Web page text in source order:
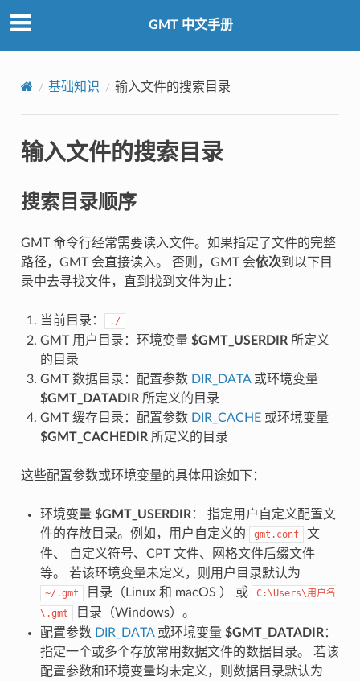
GMT 中文手册
基础知识 输入文件的搜索目录
输入文件的搜索目录
搜索目录顺序
GMT 命令行经常需要读入文件。如果指定了文件的完整
路径，GMT 会直接读入。 否则，GMT 会依次到以下目
录中去寻找文件，直到找到文件为止：
当前目录： ./
GMT 用户目录：环境变量 $GMT_USERDIR所定义
的目录
GMT 数据目录：配置参数 DIR_DATA或环境变量
$GMT_DATADIR所定义的目录
GMT 缓存目录：配置参数 DIR_CACHE或环境变量
$GMT_CACHEDIR所定义的目录
这些配置参数或环境变量的具体用途如下：
环境变量 $GMT_USERDIR： 指定用户自定义配置文
件的存放目录。例如，用户自定义的
gmt.conf
文
件、 自定义符号、CPT 文件、网格文件后缀文件
等。 若该环境变量未定义，则用户目录默认为
~/.gmt 目录（Linux 和 macOS ） 或
C:\Users\用户名
\.gmt
目录（Windows）。
配置参数 DIR_DATA或环境变量 $GMT_DATADIR：
指定一个或多个存放常用数据文件的数据目录。 若该
配置参数和环境变量均未定义，则数据目录默认为